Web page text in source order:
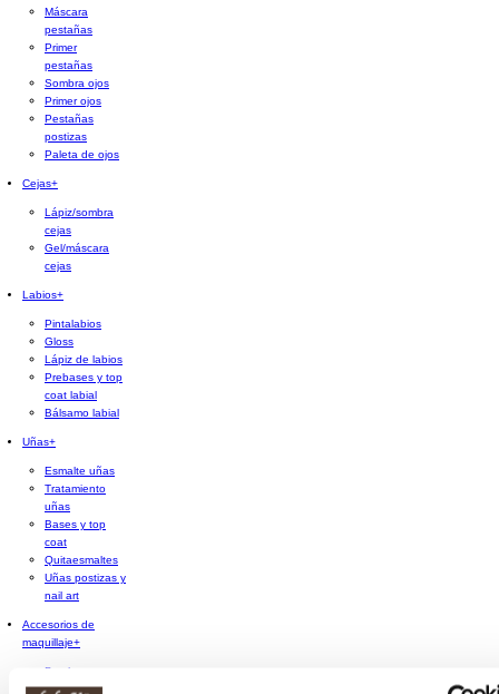
Máscara
pestañas
Primer
pestañas
Sombra ojos
Primer ojos
Pestañas
postizas
Paleta de ojos
Cejas+
Lápiz/sombra
cejas
Gel/máscara
cejas
Labios+
Pintalabios
Gloss
Lápiz de labios
Prebases y top
coat labial
Bálsamo labial
Uñas+
Esmalte uñas
Tratamiento
uñas
Bases y top
coat
Quitaesmaltes
Uñas postizas y
nail art
Accesorios de
maquillaje+
Brochas y
pinceles